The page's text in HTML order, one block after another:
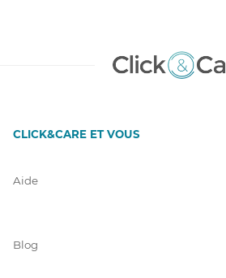
CLICK&CARE ET VOUS
Aide
Blog